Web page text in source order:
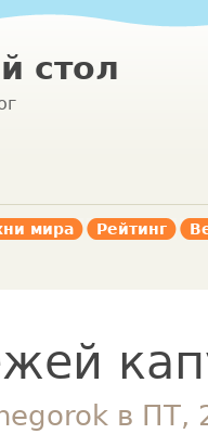
стол
мира Рейтинг
в ПТ,